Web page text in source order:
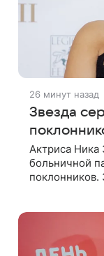
26 минут назад
Звезда
Актриса Ника
больничной
поклонников.